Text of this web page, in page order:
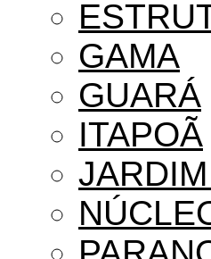
GAMA
GUARÁ
ITAPOÃ